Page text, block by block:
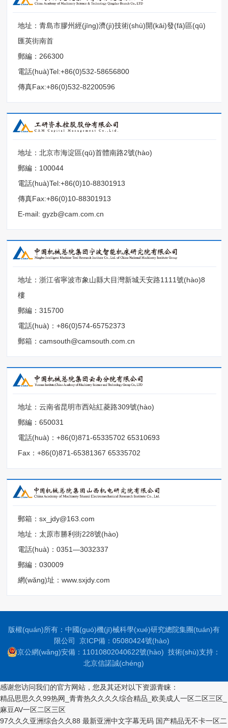
地址：青島市膠州經(jīng)濟(jì)技術(shù)開(kāi)發(fā)區(qū)
匯英街南首
郵編：266300
電話(huà)Tel:+86(0)532-58656800
傳真Fax:+86(0)532-82200596
地址：北京市海淀區(qū)首體南路2號(hào)
郵編：100044
電話(huà)Tel:+86(0)10-88301913
傳真Fax:+86(0)10-88301913
E-mail: gyzb@cam.com.cn
地址：浙江省寧波市象山縣大目灣新城天安路1111號(hào)8
樓
郵編：315700
電話(huà)：+86(0)574-65752373
郵箱：camsouth@camsouth.com.cn
地址：云南省昆明市西站紅菱路309號(hào)
郵編：650031
電話(huà)：+86(0)871-65335702 65310693
Fax：+86(0)871-65381367 65335702
郵箱：sx_jdy@163.com
地址：太原市勝利街228號(hào)
電話(huà)：0351—3032337
郵編：030009
網(wǎng)址：www.sxjdy.com
版權(quán)所有：中國(guó)機(jī)械科學(xué)研究總院集團(tuán)有
限公司 京ICP備：05080424號(hào)
京公網(wǎng)安備：11010802040622號(hào) 技術(shù)支持：
北京信諾誠(chéng)
感谢您访问我们的官方网站，您及其还对以下资源青睐：
精品思思久久99热网_青青热久久久久综合精品_欧美成人一区二区三区_
麻豆AV一区二区三区
97久久久亚洲综合久久88 最新亚洲中文字幕无码 国产精品无不卡一区二